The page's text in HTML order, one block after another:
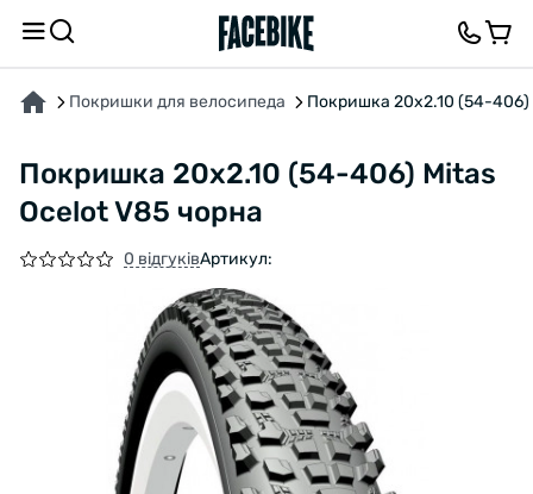
Покришки для велосипеда Покришка 20x2.10 (54-406)
Покришка 20x2.10 (54-406) Mitas
Ocelot V85 чорна
0 відгуківАртикул:
ПРО ТОВАР ХАРАКТЕРИСТИКИВІДГУКИ ТА ЗАПИТАННЯ